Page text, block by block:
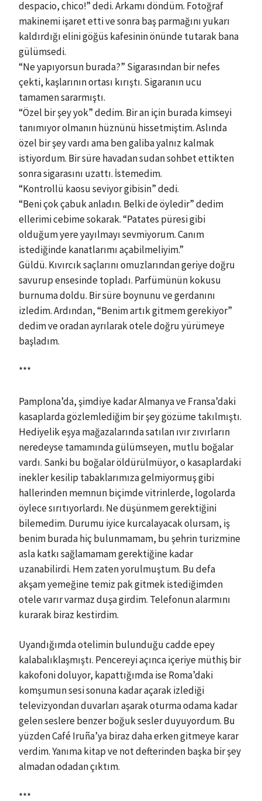
despacio, chico!” dedi. Arkamı döndüm. Fotoğraf
makinemi işaret etti ve sonra baş parmağını yukarı
kaldırdığı elini göğüs kafesinin önünde tutarak bana
gülümsedi.
“Ne yapıyorsun burada?” Sigarasından bir nefes
çekti, kaşlarının ortası kırıştı. Sigaranın ucu
tamamen sararmıştı.
“Özel bir şey yok” dedim. Bir an için burada kimseyi
tanımıyor olmanın hüznünü hissetmiştim. Aslında
özel bir şey vardı ama ben galiba yalnız kalmak
istiyordum. Bir süre havadan sudan sohbet ettikten
sonra sigarasını uzattı. İstemedim.
“Kontrollü kaosu seviyor gibisin” dedi.
“Beni çok çabuk anladın. Belki de öyledir” dedim
ellerimi cebime sokarak. “Patates püresi gibi
olduğum yere yayılmayı sevmiyorum. Canım
istediğinde kanatlarımı açabilmeliyim.”
Güldü. Kıvırcık saçlarını omuzlarından geriye doğru
savurup ensesinde topladı. Parfümünün kokusu
burnuma doldu. Bir süre boynunu ve gerdanını
izledim. Ardından, “Benim artık gitmem gerekiyor”
dedim ve oradan ayrılarak otele doğru yürümeye
başladım.
***
Pamplona’da, şimdiye kadar Almanya ve Fransa’daki
kasaplarda gözlemlediğim bir şey gözüme takılmıştı.
Hediyelik eşya mağazalarında satılan ıvır zıvırların
neredeyse tamamında gülümseyen, mutlu boğalar
vardı. Sanki bu boğalar öldürülmüyor, o kasaplardaki
inekler kesilip tabaklarımıza gelmiyormuş gibi
hallerinden memnun biçimde vitrinlerde, logolarda
öylece sırıtıyorlardı. Ne düşünmem gerektiğini
bilemedim. Durumu iyice kurcalayacak olursam, iş
benim burada hiç bulunmamam, bu şehrin turizmine
asla katkı sağlamamam gerektiğine kadar
uzanabilirdi. Hem zaten yorulmuştum. Bu defa
akşam yemeğine temiz pak gitmek istediğimden
otele varır varmaz duşa girdim. Telefonun alarmını
kurarak biraz kestirdim.
Uyandığımda otelimin bulunduğu cadde epey
kalabalıklaşmıştı. Pencereyi açınca içeriye müthiş bir
kakofoni doluyor, kapattığımda ise Roma’daki
komşumun sesi sonuna kadar açarak izlediği
televizyondan duvarları aşarak oturma odama kadar
gelen seslere benzer boğuk sesler duyuyordum. Bu
yüzden Café Iruña’ya biraz daha erken gitmeye karar
verdim. Yanıma kitap ve not defterinden başka bir şey
almadan odadan çıktım.
***